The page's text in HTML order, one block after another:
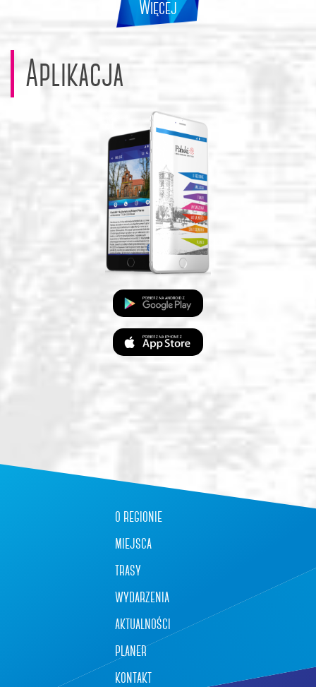
Więcej
Aplikacja
o regionie
miejsca
trasy
wydarzenia
aktualności
planer
kontakt